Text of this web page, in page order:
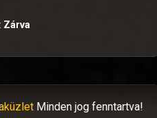
Zárva
Minden jog fenntartva!